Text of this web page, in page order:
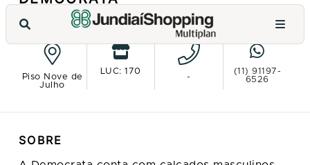
VER NO MAPA
Piso Nove de
Julho
LUC: 170
-
(11) 91197-
6526
SOBRE